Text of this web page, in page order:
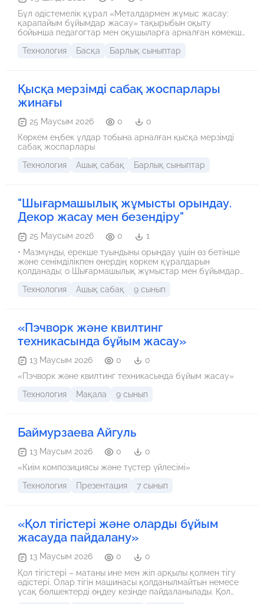
Бұл әдістемелік құрал «Металдармен жұмыс жасау:
қарапайым бұйымдар жасау» тақырыбын оқыту
бойынша педагогтар мен оқушыларға арналған көмекші
– оқушылардың металмен жұмыс жасау дағдыларын
әдістемелік құралда металды өңдеу технологиясы,
жұмыс кезінде пайдаланылатын құрал-жабдықтар мен
материалдар, қауіпсіздік ережелері, сондай-ақ
қарапайым металл бұйымдарын жасаудың қадамдары
туралы жан-жақты ақпарат берілген.
Технология Басқа Барлық сыныптар
Қысқа мерзімді сабақ жоспарлары
жинағы
25 Маусым 2026 0
0
Көркем еңбек ұлдар тобына арналған қысқа мерзімді
сабақ жоспарлары
Технология
Ашық сабақ Барлық сыныптар
"Шығармашылық жұмысты орындау.
Декор жасау мен безендіру"
25 Маусым 2026 0
1
• Мазмұнды, ерекше туындыны орындау үшін өз бетінше
және сенімділікпен өнердің көркем құралдарын
қолданады; o Шығармашылық жұмыстар мен бұйымдар
пайдаланады.
Технология Ашық сабақ 9 сынып
«Пэчворк және квилтинг
техникасында бұйым жасау»
13 Маусым 2026 0
0
«Пэчворк және квилтинг техникасында бұйым жасау»
Технология
Мақала 9 сынып
Баймурзаева Айгуль
13 Маусым 2026 0
0
«Киім композициясы және түстер үйлесімі»
Технология
Презентация 7 сынып
«Қол тігістері және оларды бұйым
жасауда пайдалану»
13 Маусым 2026 0
0
Қол тігістері – матаны ине мен жіп арқылы қолмен тігу
әдістері. Олар тігін машинасы қолданылмайтын немесе
ұсақ бөлшектерді өңдеу кезінде пайдаланылады. Қол